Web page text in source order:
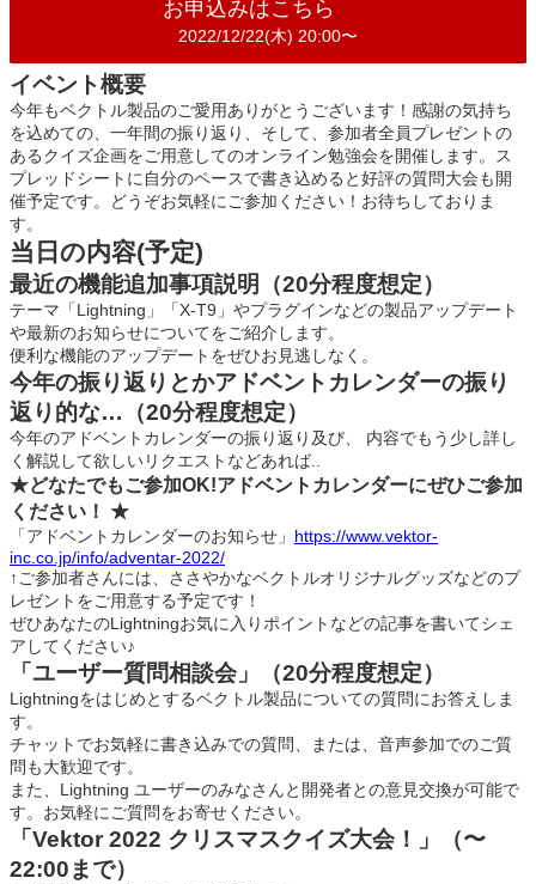
お申込みはこちら
2022/12/22(木) 20:00〜
イベント概要
今年もベクトル製品のご愛用ありがとうございます！感謝の気持ち
を込めての、一年間の振り返り、そして、参加者全員プレゼントの
あるクイズ企画をご用意してのオンライン勉強会を開催します。ス
プレッドシートに自分のペースで書き込めると好評の質問大会も開
催予定です。どうぞお気軽にご参加ください！お待ちしておりま
す。
当日の内容(予定)
最近の機能追加事項説明（20分程度想定）
テーマ「Lightning」「X-T9」やプラグインなどの製品アップデート
や最新のお知らせについてをご紹介します。
便利な機能のアップデートをぜひお見逃しなく。
今年の振り返りとかアドベントカレンダーの振り
返り的な…（20分程度想定）
今年のアドベントカレンダーの振り返り及び、 内容でもう少し詳し
く解説して欲しいリクエストなどあれば..
★どなたでもご参加OK!アドベントカレンダーにぜひご参加
ください！ ★
「アドベントカレンダーのお知らせ」 https://www.vektor-
inc.co.jp/info/adventar-2022/
↑ご参加者さんには、ささやかなベクトルオリジナルグッズなどのプ
レゼントをご用意する予定です！
ぜひあなたのLightningお気に入りポイントなどの記事を書いてシェ
アしてください♪
「ユーザー質問相談会」（20分程度想定）
Lightningをはじめとするベクトル製品についての質問にお答えしま
す。
チャットでお気軽に書き込みでの質問、または、音声参加でのご質
問も大歓迎です。
また、Lightning ユーザーのみなさんと開発者との意見交換が可能で
す。お気軽にご質問をお寄せください。
「Vektor 2022 クリスマスクイズ大会！」（〜
22:00まで）